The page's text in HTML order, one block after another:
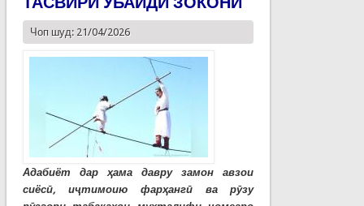
Чоп шуд: 21/04/2026
Адабиёт дар ҳама давру замон авзои
сиёсӣ, иҷтимоию фарҳангӣ ва рӯзу